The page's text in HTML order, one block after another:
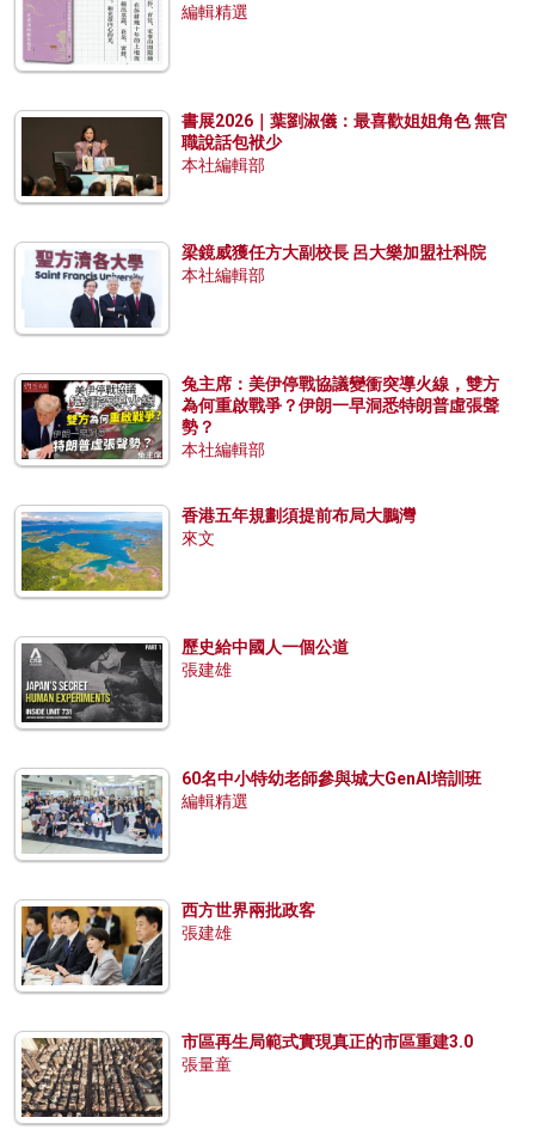
編輯精選
書展2026｜葉劉淑儀：最喜歡姐姐角色 無官
職說話包袱少
本社編輯部
梁鏡威獲任方大副校長 呂大樂加盟社科院
本社編輯部
兔主席：美伊停戰協議變衝突導火線，雙方
為何重啟戰爭？伊朗一早洞悉特朗普虛張聲
勢？
本社編輯部
香港五年規劃須提前布局大鵬灣
來文
歷史給中國人一個公道
張建雄
60名中小特幼老師參與城大GenAI培訓班
編輯精選
西方世界兩批政客
張建雄
市區再生局範式實現真正的市區重建3.0
張量童